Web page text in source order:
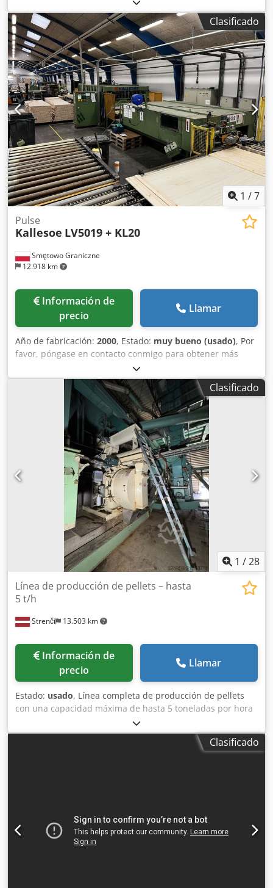
madera, por ejemplo, tableros de mesa con dimensiones
máximas de 7800 mm x 2100 mm, el factor de aceleración
del encolado es el agua caliente suministrada al estante
de la prensa y que circula continuamente (puede ser
suministrada desde el CO o calentada por los calentadores
instalados en la prensa) Potencia de calentamiento de la
prensa 72kW Capacidad máxima de la prensa hasta 2000
m2 / 7,5h Djdpfxerqzgkj Adheck Aplicador de cola con
alimentador para prensa Kallesoe Tipo KL40 - utilizado
para aplicar cola automáticamente a cada lámina y
transferirla directamente a la prensa LV7821
Clasificado
1 /7
Smętowo Graniczne
12.918 km
Pulse
Kallesoe LV5019 + KL20
Información de
precio
Llamar
Año de fabricación: 2000, Estado: muy bueno (usado), Por
favor, póngase en contacto conmigo para obtener más
información. Dodpjk Nn Ilsfx Adhsck
Clasificado
1 /28
Strenči 13.503 km
Línea de producción de pellets – hasta
5 t/h
Información de
precio
Llamar
Estado: usado, Línea completa de producción de pellets
con una capacidad máxima de hasta 5 toneladas por hora
(limitada por la capacidad del secador). Prensas de pellets
(3 unidades): CPM 7122 CPM 7922-2 CPM 7930-4 (solo ~200
horas de funcionamiento) Molinos de martillos (3
y de control están completamente integrados en
módulos/container. La línea de producción ha estado en
funcionamiento aproximadamente durante 2 años.
Clasificado